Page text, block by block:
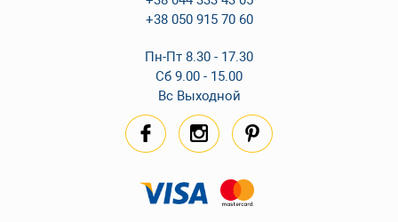
+38 050 915 70 60
Пн-Пт 8.30 - 17.30
Сб 9.00 - 15.00
Вс Выходной